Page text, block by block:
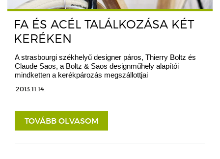
FA ÉS ACÉL TALÁLKOZÁSA KÉT
KERÉKEN
A strasbourgi székhelyű designer páros, Thierry Boltz és
Claude Saos, a Boltz & Saos designműhely alapítói
mindketten a kerékpározás megszállottjai
2013.11.14.
TOVÁBB OLVASOM